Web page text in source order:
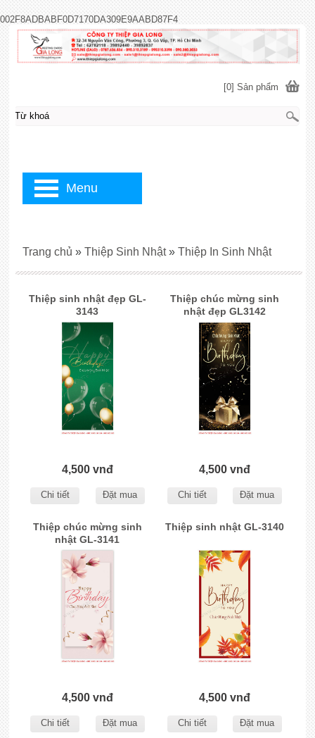
002F8ADBABF0D7170DA309E9AABD87F4
Thiệp sinh nhật đẹp GL-
3143
4,500 vnđ
Chi tiết Đặt mua
Thiệp chúc mừng sinh
nhật đẹp GL3142
4,500 vnđ
Chi tiết Đặt mua
Thiệp chúc mừng sinh
nhật GL-3141
4,500 vnđ
Chi tiết Đặt mua
Thiệp sinh nhật GL-3140
4,500 vnđ
Chi tiết Đặt mua
Trang chủ » Thiệp Sinh Nhật » Thiệp In Sinh Nhật
[0] Sản phẩm
Menu